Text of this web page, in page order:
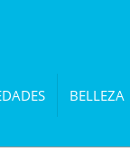
BELLEZA